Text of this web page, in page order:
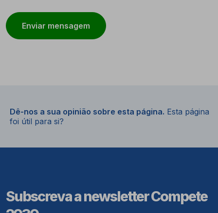
Dê-nos a sua opinião sobre esta página. Esta página
foi útil para si?
Subscreva a newsletter Compete